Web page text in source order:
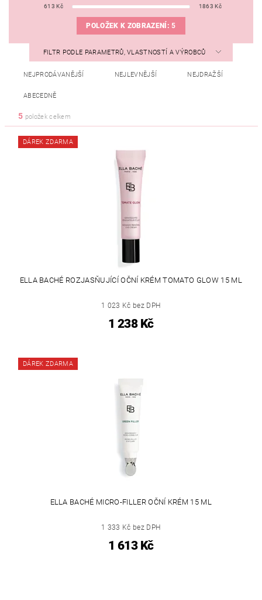
613 Kč 1863 Kč
POLOŽEK K ZOBRAZENÍ:5
FILTR PODLE PARAMETRŮ, VLASTNOSTÍ A VÝROBCŮ
NEJPRODÁVANĚJŠÍ NEJLEVNĚJŠÍ NEJDRAŽŠÍ
ABECEDNĚ
5 položek celkem
DÁREK ZDARMA
ELLA BACHÉ ROZJASŇUJÍCÍ OČNÍ KRÉM TOMATO GLOW 15 ML
1 023 Kč bez DPH
1 238 Kč
DÁREK ZDARMA
ELLA BACHÉ MICRO-FILLER OČNÍ KRÉM 15 ML
1 333 Kč bez DPH
1 613 Kč